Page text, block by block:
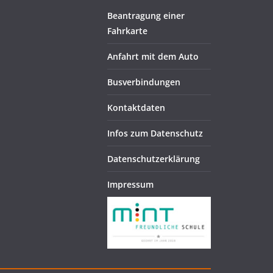
Beantragung einer
Fahrkarte
Anfahrt mit dem Auto
Busverbindungen
Kontaktdaten
Infos zum Datenschutz
Datenschutzerklärung
Impressum